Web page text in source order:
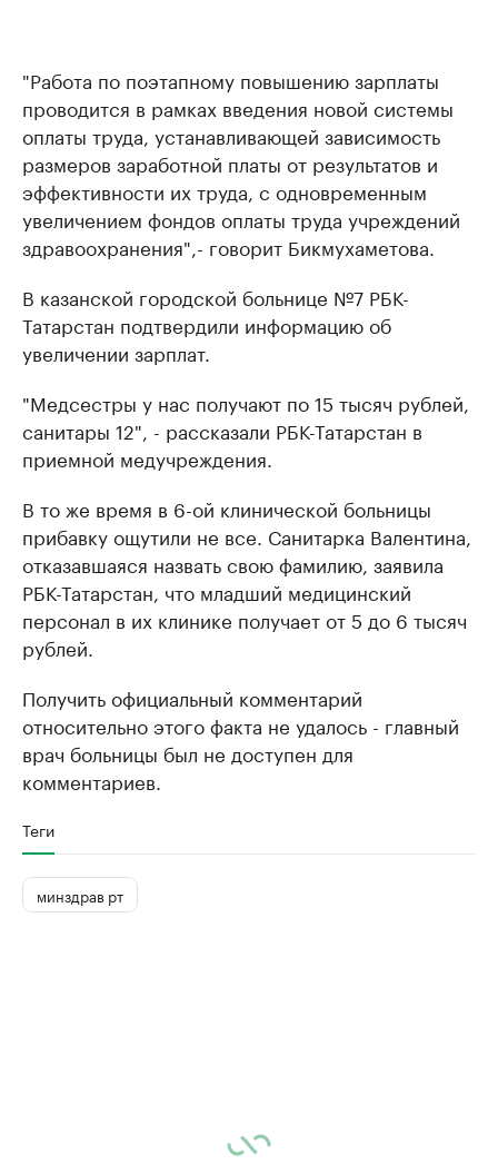
"Работа по поэтапному повышению зарплаты
проводится в рамках введения новой системы
оплаты труда, устанавливающей зависимость
размеров заработной платы от результатов и
эффективности их труда, с одновременным
увеличением фондов оплаты труда учреждений
здравоохранения",- говорит Бикмухаметова.
В казанской городской больнице №7 РБК-
Татарстан подтвердили информацию об
увеличении зарплат.
"Медсестры у нас получают по 15 тысяч рублей,
санитары 12", - рассказали РБК-Татарстан в
приемной медучреждения.
В то же время в 6-ой клинической больницы
прибавку ощутили не все. Санитарка Валентина,
отказавшаяся назвать свою фамилию, заявила
РБК-Татарстан, что младший медицинский
персонал в их клинике получает от 5 до 6 тысяч
рублей.
Получить официальный комментарий
относительно этого факта не удалось - главный
врач больницы был не доступен для
комментариев.
Теги
минздрав рт